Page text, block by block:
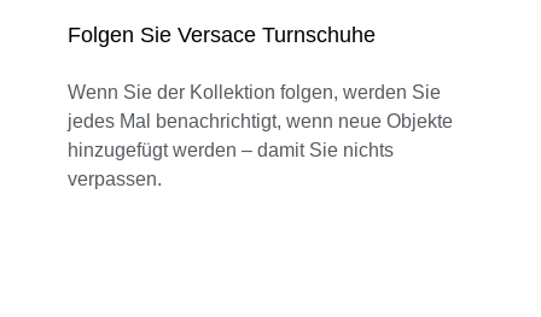
Folgen Sie Versace Turnschuhe
Wenn Sie der Kollektion folgen, werden Sie
jedes Mal benachrichtigt, wenn neue Objekte
hinzugefügt werden – damit Sie nichts
verpassen.